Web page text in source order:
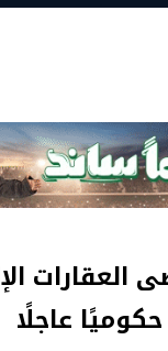
العقارات
عاجلًا